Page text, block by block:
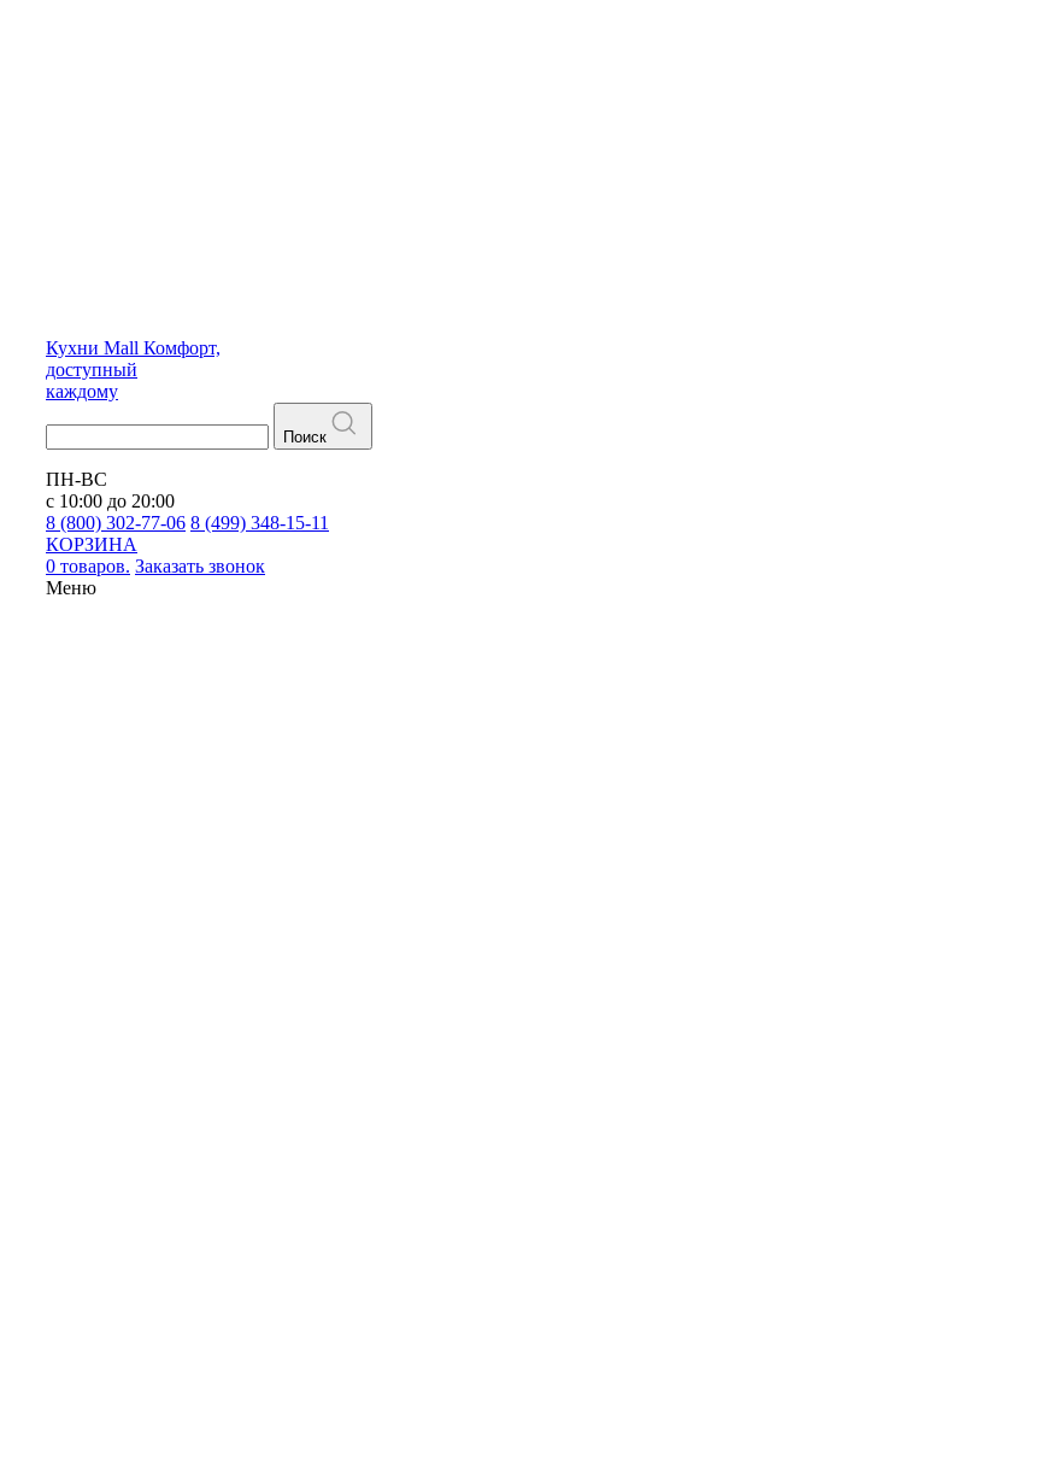
Кухни Mall Комфорт,
доступный
каждому
Поиск
ПН-ВС
с 10:00 до 20:00
8 (800) 302-77-06 8 (499) 348-15-11
КОРЗИНА
0 товаров. Заказать звонок
Меню